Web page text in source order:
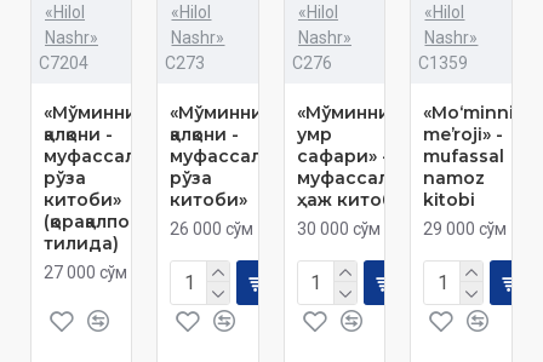
«Hilol
Nashr»
C7204
«Мўминнинг
қалқони -
муфассал
рўза
китоби»
(қорақалпоқ
тилида)
27 000 сўм
«Hilol
Nashr»
C273
«Мўминнинг
қалқони -
муфассал
рўза
китоби»
26 000 сўм
«Hilol
Nashr»
C276
«Мўминнинг
умр
сафари» -
муфассал
ҳаж китоби
30 000 сўм
«Hilol
Nashr»
C1359
«Mo‘minning
meʼroji» -
mufassal
namoz
kitobi
29 000 сўм